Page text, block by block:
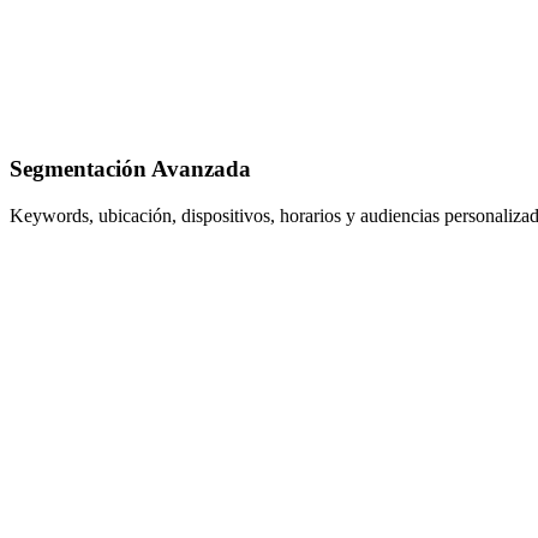
Segmentación Avanzada
Keywords, ubicación, dispositivos, horarios y audiencias